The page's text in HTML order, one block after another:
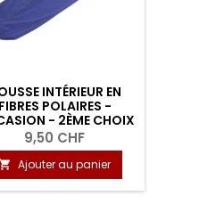
INTÉRIEUR EN
FIBRES POLAIRES -
- 2ÈME CHOIX
9,50 CHF
Ajouter au panier